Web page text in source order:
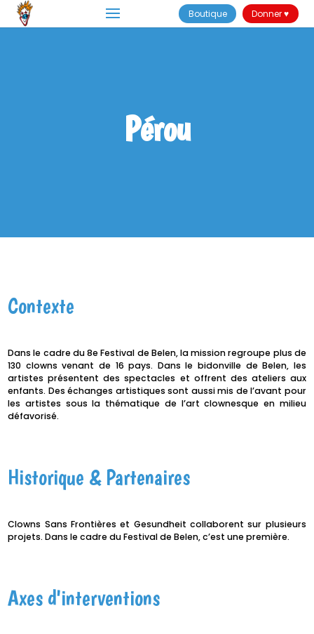
Boutique Donner ♥
Pérou
Contexte
Dans le cadre du 8e Festival de Belen, la mission regroupe plus de
130 clowns venant de 16 pays. Dans le bidonville de Belen, les
artistes présentent des spectacles et offrent des ateliers aux
enfants. Des échanges artistiques sont aussi mis de l’avant pour
les artistes sous la thématique de l’art clownesque en milieu
défavorisé.
Historique & Partenaires
Clowns Sans Frontières et Gesundheit collaborent sur plusieurs
projets. Dans le cadre du Festival de Belen, c’est une première.
Axes d'interventions